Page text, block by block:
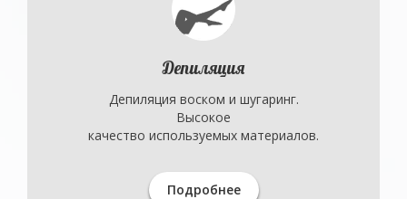
Депиляция
Депиляция воском и шугаринг.
Высокое
качество используемых материалов.
Подробнее